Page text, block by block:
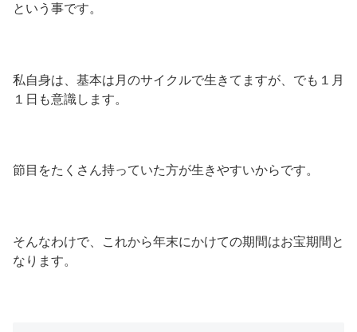
という事です。
私自身は、基本は月のサイクルで生きてますが、でも１月
１日も意識します。
節目をたくさん持っていた方が生きやすいからです。
そんなわけで、これから年末にかけての期間はお宝期間と
なります。